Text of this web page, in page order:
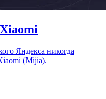
Яндекса никогда
(Mijia).